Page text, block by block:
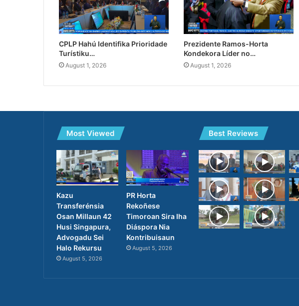
CPLP Hahú Identifika Prioridade
Turístiku…
August 1, 2026
Prezidente Ramos-Horta
Kondekora Líder no…
August 1, 2026
Most Viewed
Kazu
Transferénsia
Osan Millaun 42
Husi Singapura,
Advogadu Sei
Halo Rekursu
August 5, 2026
PR Horta
Rekoñese
Timoroan Sira Iha
Diáspora Nia
Kontribuisaun
August 5, 2026
Best Reviews